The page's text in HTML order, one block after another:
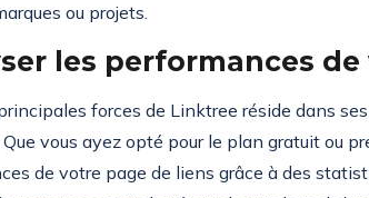
ou projets.
les performances
principales forces de Linktree réside dans
vous ayez opté pour le plan gratuit ou
de votre page de liens grâce à des